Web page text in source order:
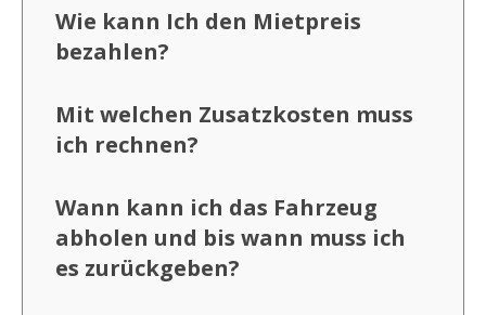
Wie kann Ich den Mietpreis
bezahlen?
Mit welchen Zusatzkosten muss
ich rechnen?
Wann kann ich das Fahrzeug
abholen und bis wann muss ich
es zurückgeben?